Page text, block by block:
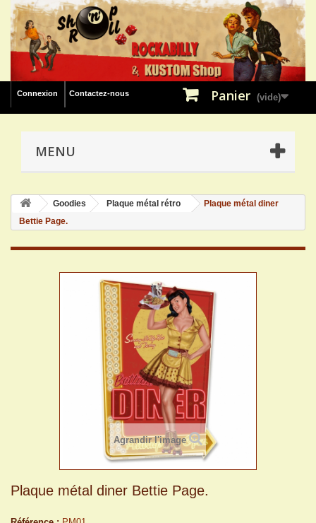
Connexion Contactez-nous Panier (vide)
MENU
Goodies Plaque métal rétro
Plaque métal diner
Bettie Page.
Agrandir l'image
Plaque métal diner Bettie Page.